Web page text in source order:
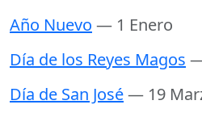
Año Nuevo — 1 Enero
Día de los Reyes Magos
Día de San José— 19